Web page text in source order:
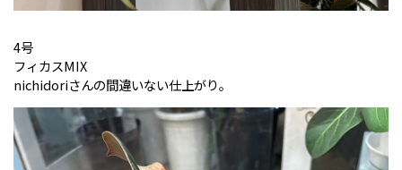
4号
フィカスMIX
nichidoriさんの間違いない仕上がり。